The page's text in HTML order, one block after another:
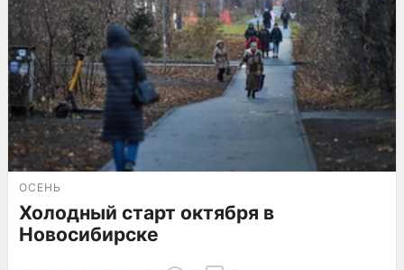
ОСЕНЬ
Холодный старт октября в
Новосибирске